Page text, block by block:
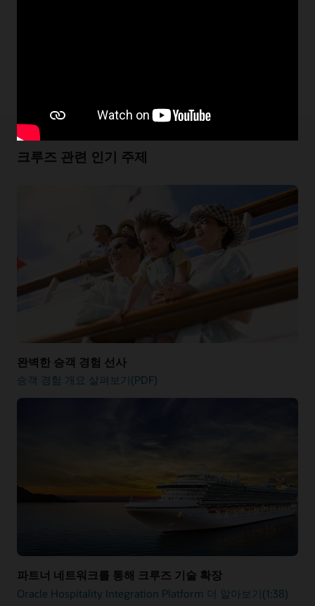
크루즈 관련 인기 주제
완벽한 승객 경험 선사
승객 경험 개요 살펴보기(PDF)
파트너 네트워크를 통해 크루즈 기술 확장
Oracle Hospitality Integration Platform 더 알아보기(1:38)